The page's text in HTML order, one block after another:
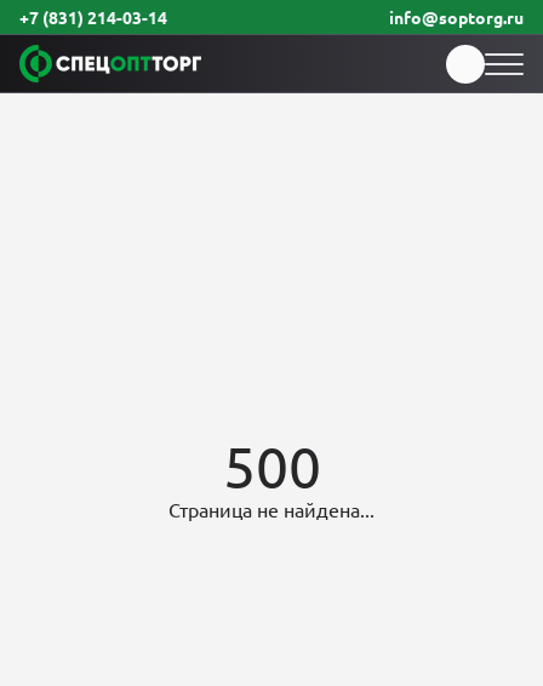
+7 (831) 214-03-14 info@soptorg.ru
500
Страница не найдена...